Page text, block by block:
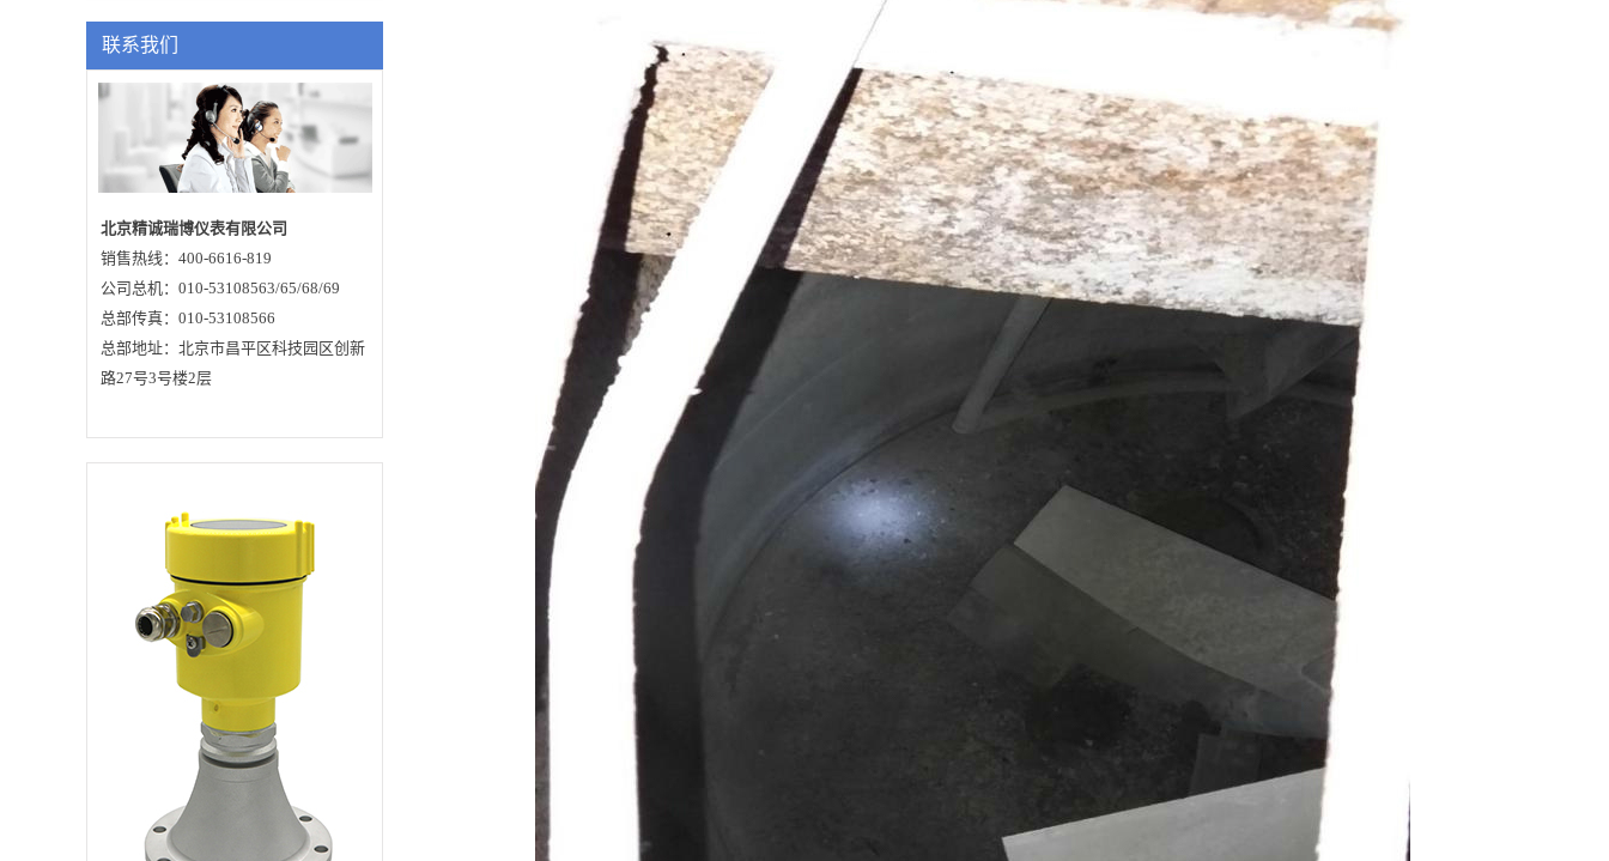
理，使得锅炉发生结
理造成了严重的影
响。解决方案：1)对
于没有实施锅炉水处
理应该综合考虑锅
炉、锅炉水以及当地
的情况。对于那些蒸
发量较小且蒸汽压力
要尽量进行锅炉外化
要尽量配有相应的除
理；对于那些蒸发量
较大且蒸汽压力也较
外化学处理，而且一
滤等措施给予有效的
位为了能够节省更大
水的处理采取不科学
方法，而且在锅炉水
处理的过程中所使用
的各种工具、器械等
也都不符合相关的规
定，比如'三无'的电子
防垢仪器和防垢剂
等。从个人利益上
够减去化学药品的花
销还能够免去水质分
析人员的开支，但是
却不能从根本上解决
锅炉结垢和腐蚀的问
题，同时不但造成了
能源的浪费还会降低
锅炉的使用寿命。而
联系我们
北京精诚瑞博仪表有限公司
销售热线：400-6616-819
公司总机：010-53108563/65/68/69
总部传真：010-53108566
总部地址：北京市昌平区科技园区创新
路27号3号楼2层